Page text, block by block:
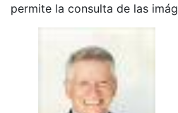
permite la consulta de las